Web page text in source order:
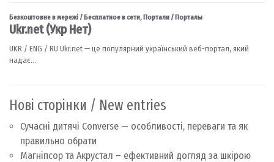
Нові сторінки / New entries
Сучасні дитячі Converse — особливості, переваги та як
правильно обрати
Магніпсор та Акрустал – ефективний догляд за шкірою